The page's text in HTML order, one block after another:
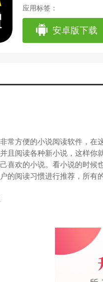
应用标签：
安卓版下载
常方便的小说阅读软件，在
且阅读各种新小说，这样
喜欢的小说。看小说的时候
的阅读习惯进行推荐，所有